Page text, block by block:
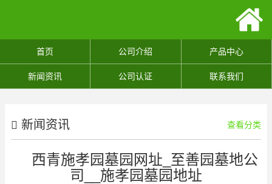
首页 公司介绍 产品中心
新闻资讯 公司认证 联系我们
新闻资讯 查看分类
西青施孝园墓园网址_至善园墓地公
司__施孝园墓园地址